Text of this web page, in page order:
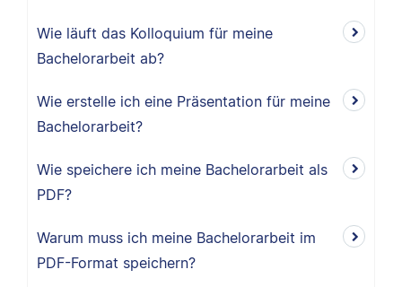
Wie läuft das Kolloquium für meine
Bachelorarbeit ab?
Wie erstelle ich eine Präsentation für meine
Bachelorarbeit?
Wie speichere ich meine Bachelorarbeit als
PDF?
Warum muss ich meine Bachelorarbeit im
PDF-Format speichern?